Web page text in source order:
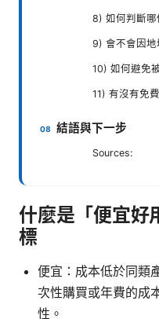
8) 如何判斷哪
9) 會不會因地
10) 如何避免
11) 有沒有免
結語與下一步
Sources:
什麼是「便宜好
標
便宜：成本低於同類
次性購買或年費的成
性。